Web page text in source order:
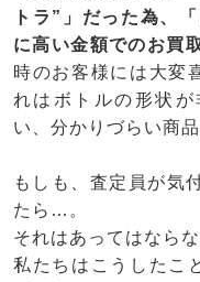
トラ”」だった為、
に高い金額でのお買
時のお客様には大変
れはボトルの形状
い、分かりづらい商
もしも、査定員が気
たら…。
それはあってはなら
私たちはこうしたこ